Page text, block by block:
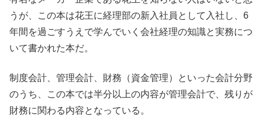
うが、この本は花王に経理部の新入社員として入社し、6
年間を過ごすうえで学んでいく会社経理の知識と実務につ
いて書かれた本だ。
制度会計、管理会計、財務（資金管理）といった会計分野
のうち、この本では半分以上の内容が管理会計で、残りが
財務に関わる内容となっている。